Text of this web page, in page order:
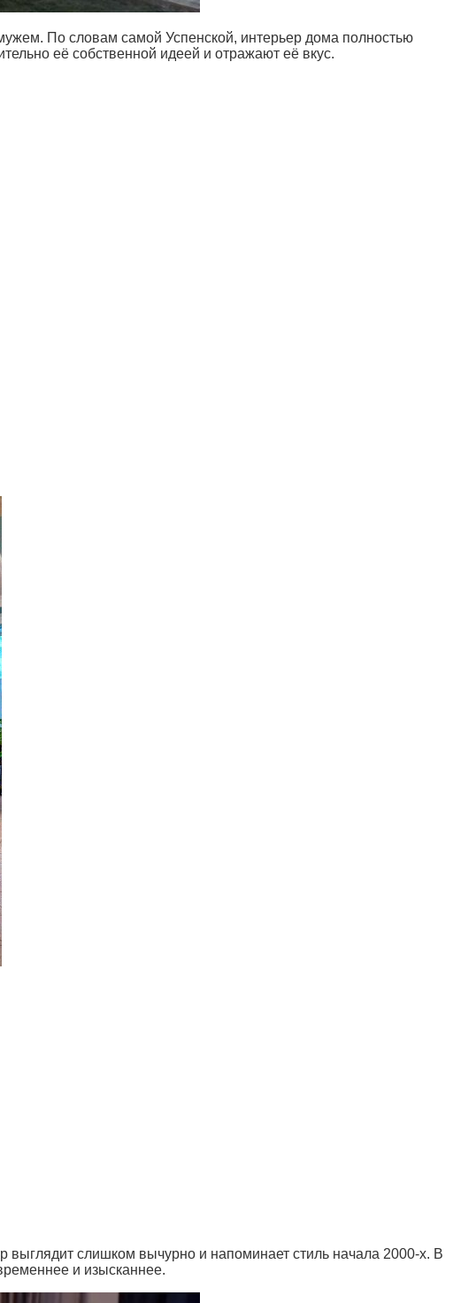
По словам самой Успенской, интерьер дома полностью
её собственной идеей и отражают её вкус.
выглядит слишком вычурно и напоминает стиль начала 2000-х. В
и изысканнее.